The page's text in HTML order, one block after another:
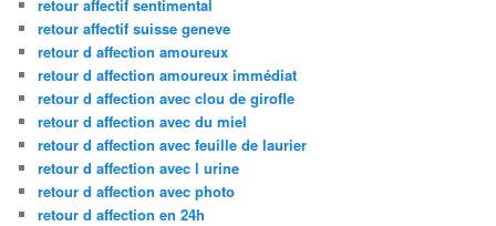
retour affectif sentimental
retour affectif suisse geneve
retour d affection amoureux
retour d affection amoureux immédiat
retour d affection avec clou de girofle
retour d affection avec du miel
retour d affection avec feuille de laurier
retour d affection avec l urine
retour d affection avec photo
retour d affection en 24h